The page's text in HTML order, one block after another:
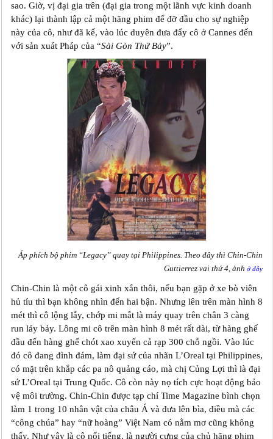
sao. Giờ, vị đại gia trên (đại gia trong một lãnh vực kinh doanh
khác) lại thành lập cả một hãng phim để đỡ đầu cho sự nghiệp
này của cô, như đã kể, vào lúc duyên đưa đẩy cô ở Cannes đến
với sản xuát Pháp của “Sài Gòn Thứ Bảy”.
Áp phích bộ phim “Legacy” quay tại Philippines. Theo đây thì Chin-Chin
Guttierrez vai thứ 4, ảnh ở đây
Chin-Chin là một cô gái xinh xắn thôi, nếu bạn gặp ở xe bò viên
hủ tíu thì bạn không nhìn đến hai bận. Nhưng lên trên màn hình 8
mét thì cô lộng lẫy, chớp mi mắt là máy quay trên chân 3 càng
run lảy bảy. Lông mi cô trên màn hình 8 mét rất dài, từ hàng ghế
đầu đến hàng ghế chót xao xuyến cả rạp 300 chỗ ngồi. Vào lúc
đó cô đang đình đám, làm đại sứ của nhãn L’Oreal tại Philippines,
có mặt trên khắp các pa nô quảng cáo, mà chị Củng Lợi thì là đại
sứ L’Oreal tại Trung Quốc. Cô còn này nọ tích cực hoạt động bảo
vệ môi trường. Chin-Chin được tạp chí Time Magazine bình chọn
làm 1 trong 10 nhân vật của châu Á và đưa lên bìa, điều mà các
“công chúa” hay “nữ hoàng” Việt Nam có nằm mơ cũng không
thấy. Như vậy là cô nổi tiếng, là người cưng của chủ hãng phim